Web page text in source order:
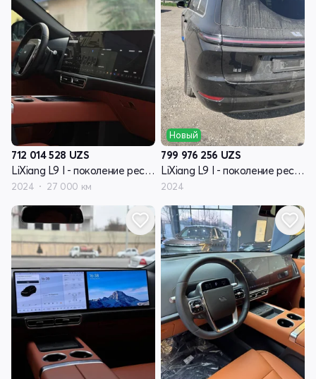
712 014 528 UZS
LiXiang L9 I - поколение рестайлинг
2024 27 000 км
Новый
799 976 256 UZS
LiXiang L9 I - поколение рестайлинг
2024